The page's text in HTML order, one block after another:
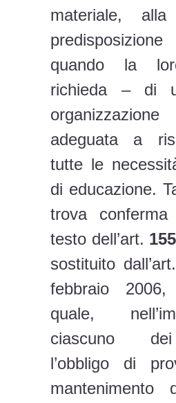
materiale, alla
quando la
richieda – di
organizzazione
adeguata a
tutte le
di educazione.
trova
testo dell’art.
sostituito
febbraio
quale,
ciascuno
l’obbligo di